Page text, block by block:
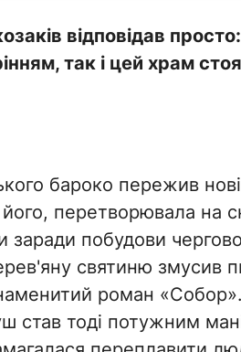
відповідав
так і цей храм
бароко пережив нові
перетворювала на
заради побудови
святиню змусив
роман
став тоді потужним